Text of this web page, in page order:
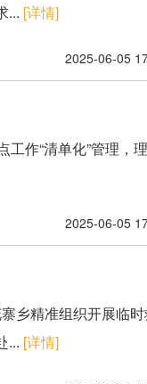
... [详情]
2025-06-05
作“清单化”管理，
2025-06-05
乡精准组织开展临
... [详情]